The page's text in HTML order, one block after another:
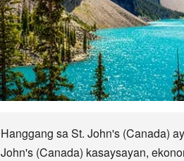
Hanggang sa St. John's (Canada)
John's (Canada) kasaysayan,